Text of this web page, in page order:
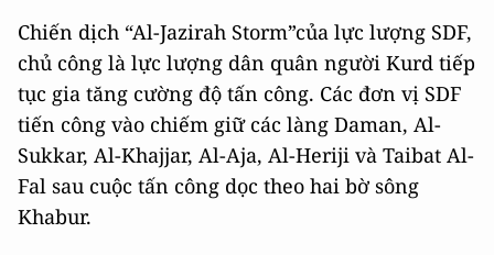
Chiến dịch “Al-Jazirah Storm”của lực lượng SDF,
chủ công là lực lượng dân quân người Kurd tiếp
tục gia tăng cường độ tấn công. Các đơn vị SDF
tiến công vào chiếm giữ các làng Daman, Al-
Sukkar, Al-Khajjar, Al-Aja, Al-Heriji và Taibat Al-
Fal sau cuộc tấn công dọc theo hai bờ sông
Khabur.